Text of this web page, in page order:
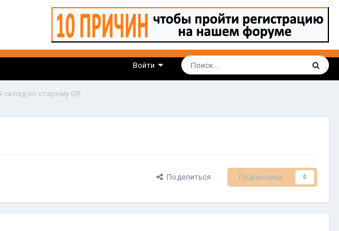
Войти
склад по старому QR
Поделиться Подписчики 0